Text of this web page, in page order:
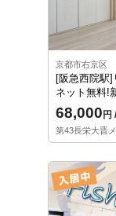
京都市右京区
[阪急西院駅
ネット無料!
68,000 円
第43長栄大晋